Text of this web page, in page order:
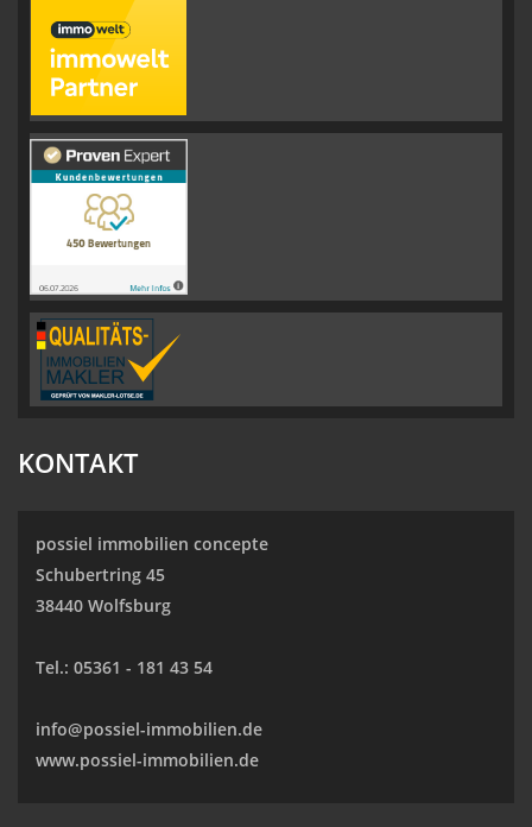
KONTAKT
possiel immobilien concepte
Schubertring 45
38440 Wolfsburg
Tel.: 05361 - 181 43 54
info@possiel-immobilien.de
www.possiel-immobilien.de